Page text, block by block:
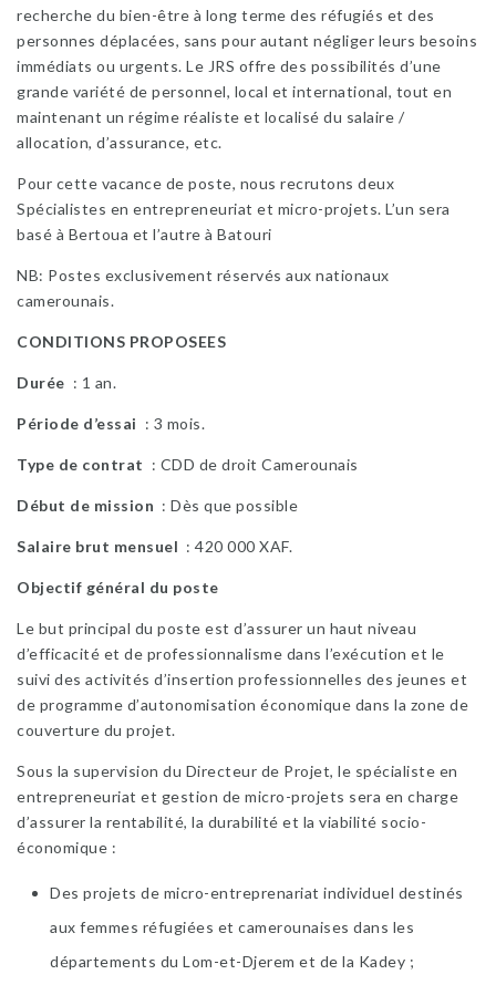
recherche du bien-être à long terme des réfugiés et des
personnes déplacées, sans pour autant négliger leurs besoins
immédiats ou urgents. Le JRS offre des possibilités d’une
grande variété de personnel, local et international, tout en
maintenant un régime réaliste et localisé du salaire /
allocation, d’assurance, etc.
Pour cette vacance de poste, nous recrutons deux
Spécialistes en entrepreneuriat et micro-projets. L’un sera
basé à Bertoua et l’autre à Batouri
NB: Postes exclusivement réservés aux nationaux
camerounais.
CONDITIONS PROPOSEES
Durée : 1 an.
Période d’essai : 3 mois.
Type de contrat : CDD de droit Camerounais
Début de mission : Dès que possible
Salaire brut mensuel : 420 000 XAF.
Objectif général du poste
Le but principal du poste est d’assurer un haut niveau
d’efficacité et de professionnalisme dans l’exécution et le
suivi des activités d’insertion professionnelles des jeunes et
de programme d’autonomisation économique dans la zone de
couverture du projet.
Sous la supervision du Directeur de Projet, le spécialiste en
entrepreneuriat et gestion de micro-projets sera en charge
d’assurer la rentabilité, la durabilité et la viabilité socio-
économique :
Des projets de micro-entreprenariat individuel destinés
aux femmes réfugiées et camerounaises dans les
départements du Lom-et-Djerem et de la Kadey ;